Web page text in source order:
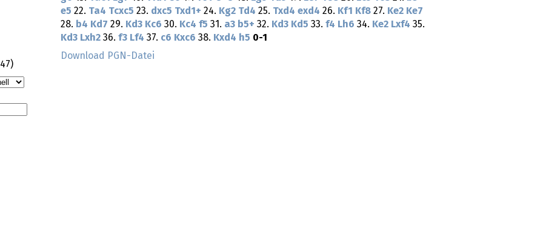
)
e5 22. Ta4 Tcxc5 23. dxc5 Txd1+ 24. Kg2 Td4 25. Txd4 exd4 26. Kf1 Kf8 27. Ke2 Ke7
28. b4 Kd7 29. Kd3 Kc6 30. Kc4 f5 31. a3 b5+ 32. Kd3 Kd5 33. f4 Lh6 34. Ke2 Lxf4 35.
Kd3 Lxh2 36. f3 Lf4 37. c6 Kxc6 38. Kxd4 h5 0-1
Download PGN-Datei